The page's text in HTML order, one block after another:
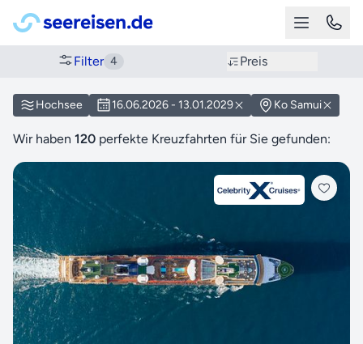
Filter 4 Preis
Hochsee 16.06.2026 - 13.01.2029 Ko Samui
Wir haben 120 perfekte Kreuzfahrten für Sie gefunden: